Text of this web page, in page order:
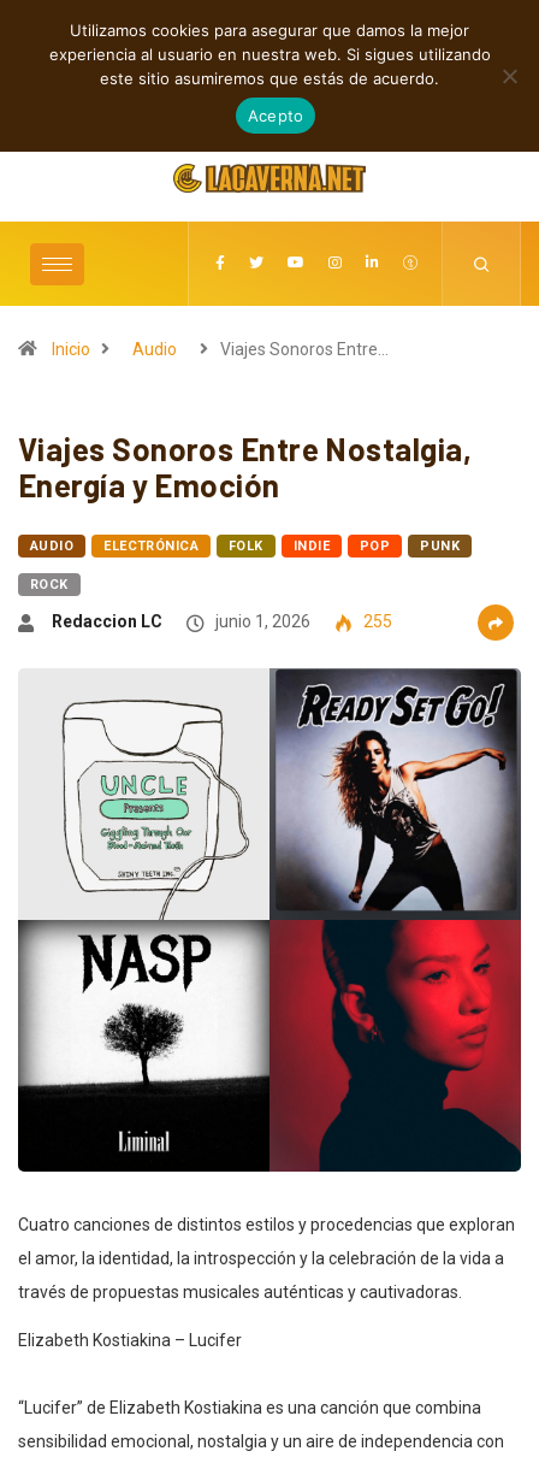
TENDENCIAS
Rock, folk e indie: cuatro estrenos independientes por descubrir
agosto 7, 2026
Inicio Audio Viajes Sonoros Entre…
Viajes Sonoros Entre Nostalgia,
Energía y Emoción
AUDIO ELECTRÓNICA FOLK INDIE POP PUNK
ROCK
Redaccion LC junio 1, 2026 255
Cuatro canciones de distintos estilos y procedencias que exploran
el amor, la identidad, la introspección y la celebración de la vida a
través de propuestas musicales auténticas y cautivadoras.
Elizabeth Kostiakina – Lucifer
“Lucifer” de Elizabeth Kostiakina es una canción que combina
sensibilidad emocional, nostalgia y un aire de independencia con
Utilizamos cookies para asegurar que damos la mejor
experiencia al usuario en nuestra web. Si sigues utilizando
este sitio asumiremos que estás de acuerdo.
Acepto